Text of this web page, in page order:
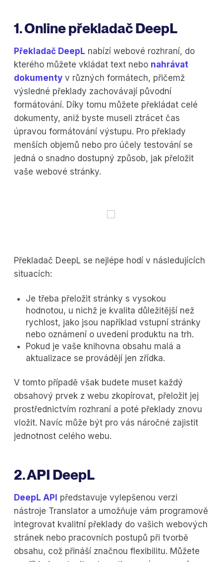
1. Online překladač DeepL
Překladač DeepL nabízí webové rozhraní, do
kterého můžete vkládat text nebo nahrávat
dokumenty v různých formátech, přičemž
výsledné překlady zachovávají původní
formátování. Díky tomu můžete překládat celé
dokumenty, aniž byste museli ztrácet čas
úpravou formátování výstupu. Pro překlady
menších objemů nebo pro účely testování se
jedná o snadno dostupný způsob, jak přeložit
vaše webové stránky.
Překladač DeepL se nejlépe hodí v následujících
situacích:
Je třeba přeložit stránky s vysokou
hodnotou, u nichž je kvalita důležitější než
rychlost, jako jsou například vstupní stránky
nebo oznámení o uvedení produktu na trh.
Pokud je vaše knihovna obsahu malá a
aktualizace se provádějí jen zřídka.
V tomto případě však budete muset každý
obsahový prvek z webu zkopírovat, přeložit jej
prostřednictvím rozhraní a poté překlady znovu
vložit. Navíc může být pro vás náročné zajistit
jednotnost celého webu.
2. API DeepL
DeepL API představuje vylepšenou verzi
nástroje Translator a umožňuje vám programově
integrovat kvalitní překlady do vašich webových
stránek nebo pracovních postupů při tvorbě
obsahu, což přináší značnou flexibilitu. Můžete